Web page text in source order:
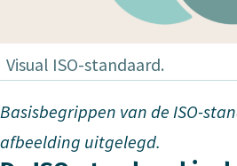
Visual ISO-standaard.
Basisbegrippen van de ISO-
afbeelding uitgelegd.